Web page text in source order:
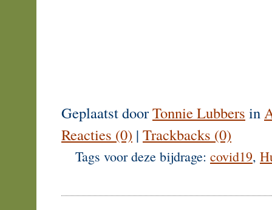
Geplaatst doorTonnie Lubbers in
Reacties (0) | Trackbacks (0)
Tags voor deze bijdrage: covid19,